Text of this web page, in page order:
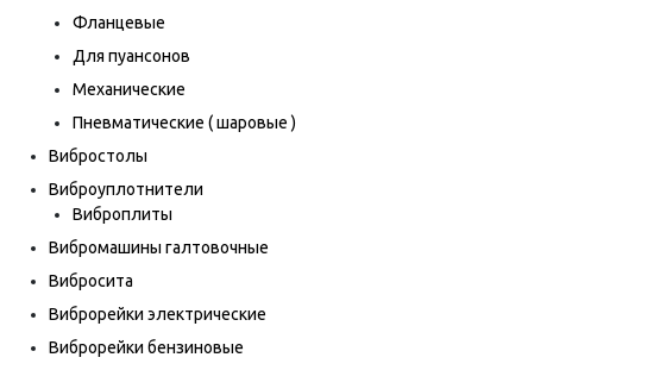
Фланцевые
Для пуансонов
Механические
Пневматические ( шаровые )
Вибростолы
Виброуплотнители
Виброплиты
Вибромашины галтовочные
Вибросита
Виброрейки электрические
Виброрейки бензиновые